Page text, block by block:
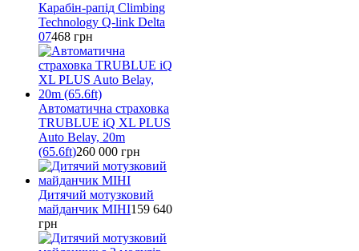
Карабін-рапід Climbing
Technology Q-link Delta
07468 грн
Автоматична страховка
TRUBLUE iQ XL PLUS
Auto Belay, 20m
(65.6ft)260 000 грн
Дитячий мотузковий
майданчик МІНІ159 640
грн